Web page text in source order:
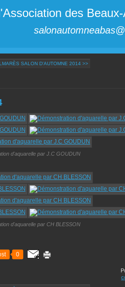
des
SALON D'AUTOMNE 2014 >>
d'aquarelle par J.C GOUDUN
d'aquarelle par CH BLESSON
0